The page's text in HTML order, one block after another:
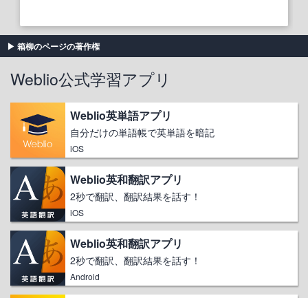
箱柳のページの著作権
Weblio公式学習アプリ
Weblio英単語アプリ
自分だけの単語帳で英単語を暗記
iOS
Weblio英和翻訳アプリ
2秒で翻訳、翻訳結果を話す！
iOS
Weblio英和翻訳アプリ
2秒で翻訳、翻訳結果を話す！
Android